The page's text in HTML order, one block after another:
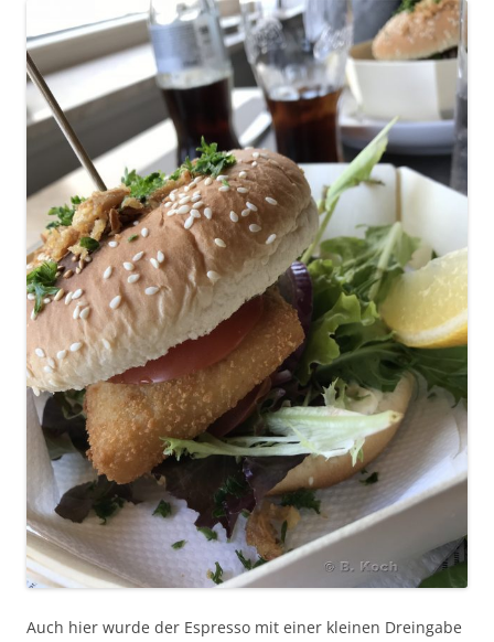
Auch hier wurde der Espresso mit einer kleinen Dreingabe